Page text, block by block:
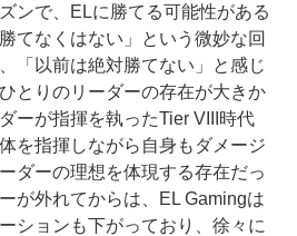
ンで、ELに勝てる可能性がある
てなくはない」という微妙な回
「以前は絶対勝てない」と感じ
とりのリーダーの存在が大きか
ーが指揮を執ったTier VIII時代
を指揮しながら自身もダメージ
ダーの理想を体現する存在だっ
が外れてからは、EL Gamingは
ションも下がっており、徐々に